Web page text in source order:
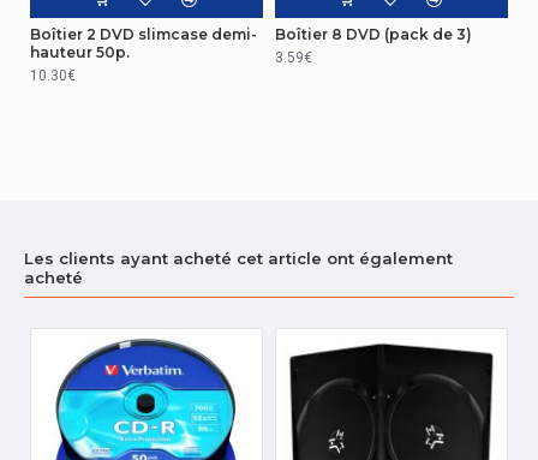
Boîtier 2 DVD slimcase demi-
hauteur 50p.
10.30€
Boîtier 8 DVD (pack de 3)
3.59€
Les clients ayant acheté cet article ont également
acheté